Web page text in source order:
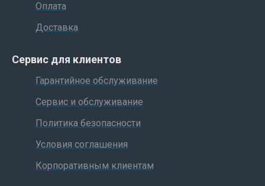
Оплата
Доставка
Сервис для клиентов
Гарантийное обслуживание
Сервис и обслуживание
Политика безопасности
Условия соглашения
Корпоративным клиентам